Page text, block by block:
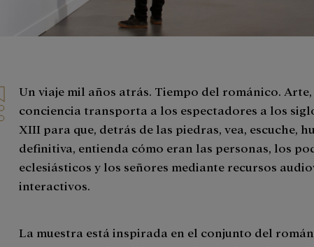
Un viaje mil años atrás. Tiempo del románico.
conciencia transporta a los espectadores a los
XIII para que, detrás de las piedras, vea, escuche,
definitiva, entienda cómo eran las personas, los
eclesiásticos y los señores mediante recursos
interactivos.
La muestra está inspirada en el conjunto del